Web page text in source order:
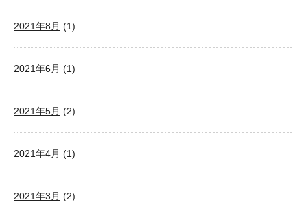
2021年8月 (1)
2021年6月 (1)
2021年5月 (2)
2021年4月 (1)
2021年3月 (2)